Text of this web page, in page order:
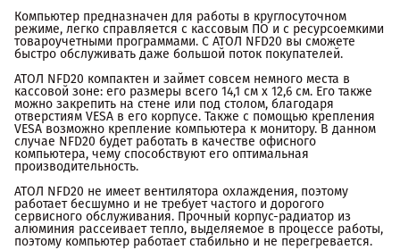
Компьютер предназначен для работы в круглосуточном
режиме, легко справляется с кассовым ПО и с ресурсоемкими
товароучетными программами. С АТОЛ NFD20 вы сможете
быстро обслуживать даже большой поток покупателей.
АТОЛ NFD20 компактен и займет совсем немного места в
кассовой зоне: его размеры всего 14,1 см х 12,6 см. Его также
можно закрепить на стене или под столом, благодаря
отверстиям VESA в его корпусе. Также с помощью крепления
VESA возможно крепление компьютера к монитору. В данном
случае NFD20 будет работать в качестве офисного
компьютера, чему способствуют его оптимальная
производительность.
АТОЛ NFD20 не имеет вентилятора охлаждения, поэтому
работает бесшумно и не требует частого и дорогого
сервисного обслуживания. Прочный корпус-радиатор из
алюминия рассеивает тепло, выделяемое в процессе работы,
поэтому компьютер работает стабильно и не перегревается.